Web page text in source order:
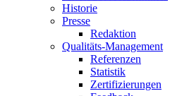
Historie
Presse
Redaktion
Qualitäts-Management
Referenzen
Statistik
Zertifizierungen